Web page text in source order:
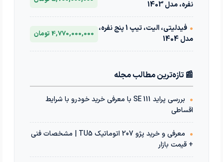
نفره، مدل 1403
•
فیدلیتی، الیت، تیپ 1 پنج نفره،
مدل 1404
4,770,000,000 تومان
📰 تازه‌ترین مطالب مجله
•
بررسی پراید 111 SE با معرفی خرید خودرو با شرایط
اقساطی
•
معرفی و خرید پژو 207 اتوماتیک TU5 | مشخصات فنی
+ قیمت بازار